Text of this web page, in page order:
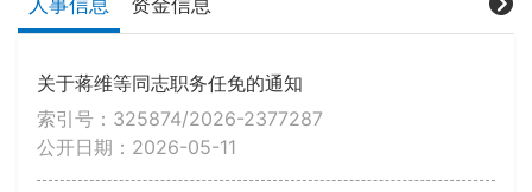
人事信息 资金信息
关于蒋维等同志职务任免的通知
索引号：325874/2026-2377287
公开日期：2026-05-11